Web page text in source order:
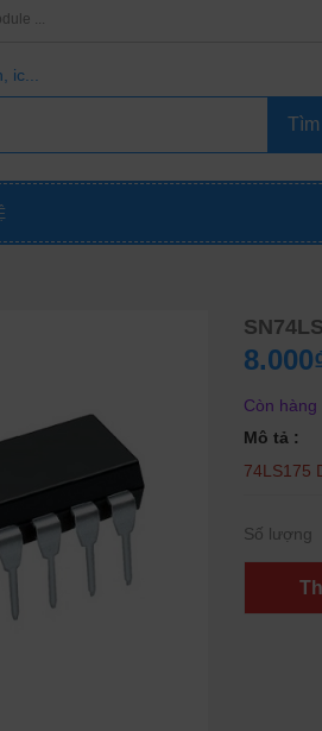
...
ic...
Còn hàng
Mô tả :
74LS175
Số lượng